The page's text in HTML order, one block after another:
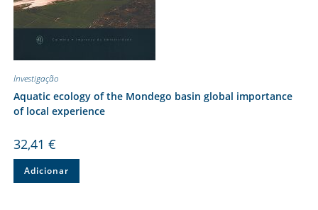
Investigação
Aquatic ecology of the Mondego basin global importance
of local experience
32,41 €
Adicionar